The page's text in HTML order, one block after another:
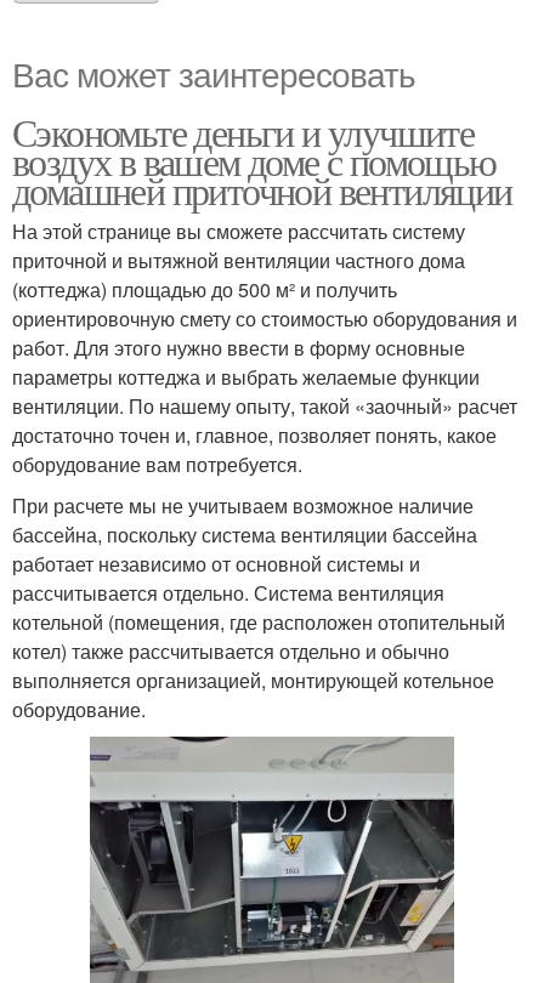
Вас может заинтересовать
Сэкономьте деньги и улучшите
воздух в вашем доме с помощью
домашней приточной вентиляции
На этой странице вы сможете рассчитать систему
приточной и вытяжной вентиляции частного дома
(коттеджа) площадью до 500 м² и получить
ориентировочную смету со стоимостью оборудования и
работ. Для этого нужно ввести в форму основные
параметры коттеджа и выбрать желаемые функции
вентиляции. По нашему опыту, такой «заочный» расчет
достаточно точен и, главное, позволяет понять, какое
оборудование вам потребуется.
При расчете мы не учитываем возможное наличие
бассейна, поскольку система вентиляции бассейна
работает независимо от основной системы и
рассчитывается отдельно. Система вентиляция
котельной (помещения, где расположен отопительный
котел) также рассчитывается отдельно и обычно
выполняется организацией, монтирующей котельное
оборудование.